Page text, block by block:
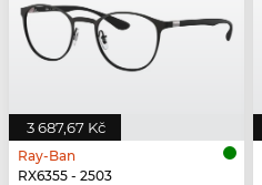
3 687,67 Kč
Ray-Ban
RX6355 - 2503